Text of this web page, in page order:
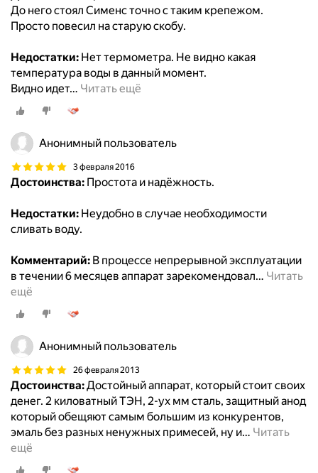
До него стоял Сименс точно с таким крепежом.
Просто повесил на старую скобу.
Недостатки: Нет термометра. Не видно какая
температура воды в данный момент.
Видно идет… Читать ещё
Анонимный пользователь
3 февраля 2016
Достоинства: Простота и надёжность.
Недостатки: Неудобно в случае необходимости
сливать воду.
Комментарий: В процессе непрерывной эксплуатации
в течении 6 месяцев аппарат зарекомендовал… Читать
ещё
Анонимный пользователь
26 февраля 2013
Достоинства:Достойный аппарат, который стоит своих
денег. 2 киловатный ТЭН, 2-ух мм сталь, защитный анод
который обещяют самым большим из конкурентов,
эмаль без разных ненужных примесей, ну и… Читать
ещё